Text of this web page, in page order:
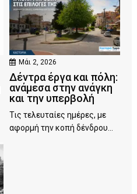
Μάι 2, 2026
Δέντρα έργα και πόλη:
ανάμεσα στην ανάγκη
και την υπερβολή
Τις τελευταίες ημέρες, με
αφορμή την κοπή δένδρου...